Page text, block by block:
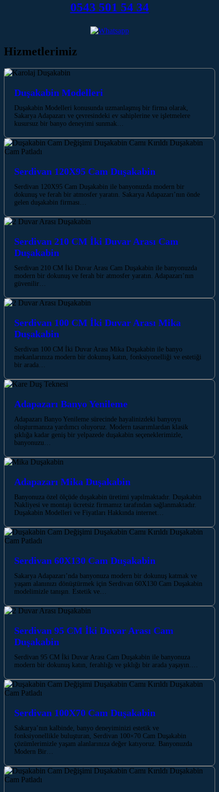
0543 501 54 34
Hizmetlerimiz
Duşakabin Modelleri
Duşakabin Modelleri konusunda uzmanlaşmış bir firma olarak,
Sakarya Adapazarı ve çevresindeki ev sahiplerine ve işletmelere
kusursuz bir banyo deneyimi sunmak…
Serdivan 120X95 Cam Duşakabin
Serdivan 120X95 Cam Duşakabin ile banyonuzda modern bir
dokunuş ve ferah bir atmosfer yaratın. Sakarya Adapazarı’nın önde
gelen duşakabin firması…
Serdivan 210 CM İki Duvar Arası Cam
Duşakabin
Serdivan 210 CM İki Duvar Arası Cam Duşakabin ile banyonuzda
modern bir dokunuş ve ferah bir atmosfer yaratın. Adapazarı’nın
güvenilir…
Serdivan 100 CM İki Duvar Arası Mika
Duşakabin
Serdivan 100 CM İki Duvar Arası Mika Duşakabin ile banyo
mekanlarınıza modern bir dokunuş katın, fonksiyonelliği ve estetiği
bir arada…
Adapazarı Banyo Yenileme
Adapazarı Banyo Yenileme sürecinde hayalinizdeki banyoyu
oluşturmanıza yardımcı oluyoruz. Modern tasarımlardan klasik
şıklığa kadar geniş bir yelpazede duşakabin seçeneklerimizle,
banyonuzu…
Adapazarı Mika Duşakabin
Banyonuza özel ölçüde duşakabin üretimi yapılmaktadır. Duşakabin
Nakliyesi ve montajı ücretsiz firmamız tarafından sağlanmaktadır.
Duşakabin Modelleri ve Fiyatları Hakkında internet…
Serdivan 60X130 Cam Duşakabin
Sakarya Adapazarı’nda banyonuza modern bir dokunuş katmak ve
yaşam alanınızı dönüştürmek için Serdivan 60X130 Cam Duşakabin
modelimizle tanışın. Estetik ve…
Serdivan 95 CM İki Duvar Arası Cam
Duşakabin
Serdivan 95 CM İki Duvar Arası Cam Duşakabin ile banyonuza
modern bir dokunuş katın, ferahlığı ve şıklığı bir arada yaşayın.…
Serdivan 100X70 Cam Duşakabin
Sakarya’nın kalbinde, banyo deneyiminizi estetik ve
fonksiyonellikle buluşturan, Serdivan 100×70 Cam Duşakabin
çözümlerimizle yaşam alanlarınıza değer katıyoruz. Banyonuzda
Modern Bir…